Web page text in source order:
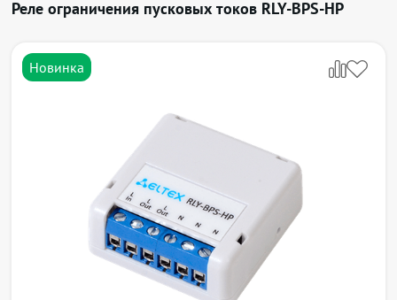
Реле ограничения пусковых токов RLY-BPS-HP
Новинка